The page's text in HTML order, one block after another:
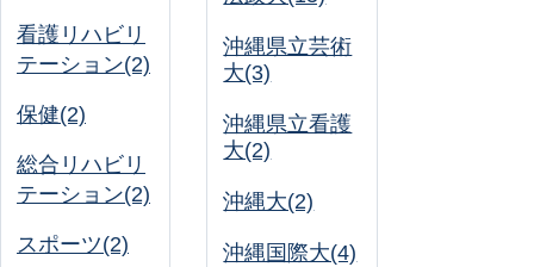
看護リハビリ
テーション(2)
保健(2)
総合リハビリ
テーション(2)
スポーツ(2)
沖縄県立芸術
大(3)
沖縄県立看護
大(2)
沖縄大(2)
沖縄国際大(4)